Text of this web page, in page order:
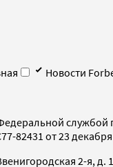
Новости
82431 от 23 декабря
2-я, д.